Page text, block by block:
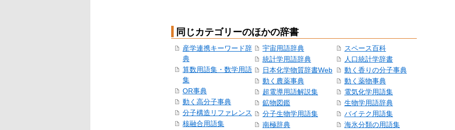
同じカテゴリーのほかの辞書
産学連携キーワード辞
典
算数用語集・数学用語
集
OR事典
動く高分子事典
分子構造リファレンス
核融合用語集
宇宙用語辞典
統計学用語辞典
日本化学物質辞書Web
動く農薬事典
超電導用語解説集
鉱物図鑑
分子生物学用語集
南極辞典
スペース百科
人口統計学辞書
動く香りの分子事典
動く薬物事典
電気化学用語集
生物学用語辞典
バイテク用語集
海氷分類の用語集